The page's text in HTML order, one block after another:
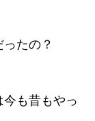
たの？
も昔もやっ